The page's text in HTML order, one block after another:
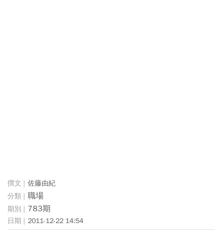
佐藤由紀
職場
783期
2011-12-22 14:54